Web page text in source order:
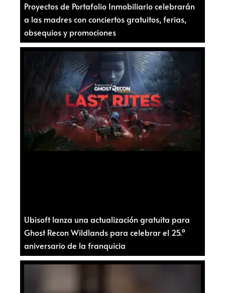
Proyectos de Portafolio Inmobiliario celebrarán
a las madres con conciertos gratuitos, ferias,
obsequios y promociones
Ubisoft lanza una actualización gratuita para
Ghost Recon Wildlands para celebrar el 25.º
aniversario de la franquicia